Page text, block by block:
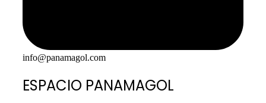
info@panamagol.com
ESPACIO PANAMAGOL